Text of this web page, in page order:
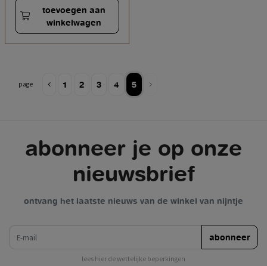
toevoegen aan
winkelwagen
page 1 2 3 4 5
abonneer je op onze
nieuwsbrief
ontvang het laatste nieuws van de winkel van nijntje
abonneer
lees hier de wettelijke beperkingen